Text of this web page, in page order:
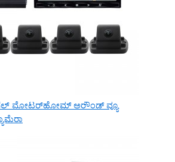
ಮೋಟರ್‌ಹೋಮ್ ಅರೌಂಡ್ ವ್ಯೂ